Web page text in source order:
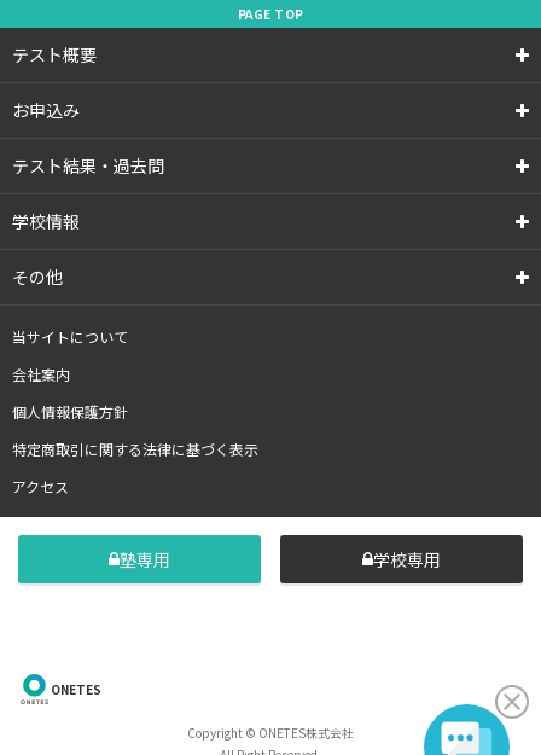
PAGE TOP
テスト概要
お申込み
テスト結果・過去問
学校情報
その他
当サイトについて
会社案内
個人情報保護方針
特定商取引に関する法律に基づく表示
アクセス
塾専用 学校専用
ONETES
Copyright © ONETES株式会社